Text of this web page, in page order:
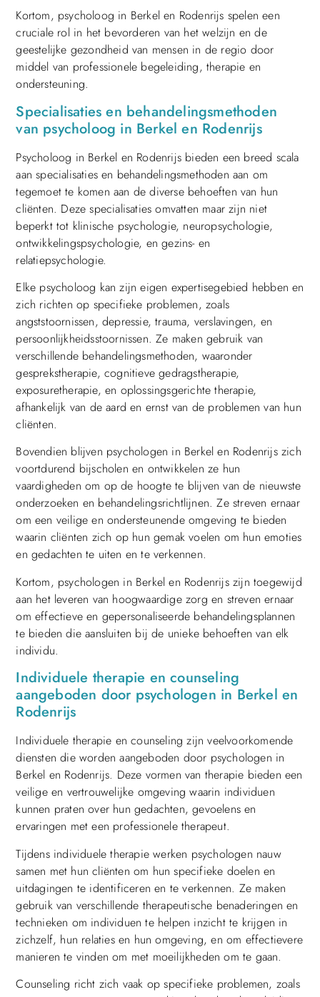
Kortom, psycholoog in Berkel en Rodenrijs spelen een
cruciale rol in het bevorderen van het welzijn en de
geestelijke gezondheid van mensen in de regio door
middel van professionele begeleiding, therapie en
ondersteuning.
Specialisaties en behandelingsmethoden
van psycholoog in Berkel en Rodenrijs
Psycholoog in Berkel en Rodenrijs bieden een breed scala
aan specialisaties en behandelingsmethoden aan om
tegemoet te komen aan de diverse behoeften van hun
cliënten. Deze specialisaties omvatten maar zijn niet
beperkt tot klinische psychologie, neuropsychologie,
ontwikkelingspsychologie, en gezins- en
relatiepsychologie.
Elke psycholoog kan zijn eigen expertisegebied hebben en
zich richten op specifieke problemen, zoals
angststoornissen, depressie, trauma, verslavingen, en
persoonlijkheidsstoornissen. Ze maken gebruik van
verschillende behandelingsmethoden, waaronder
gesprekstherapie, cognitieve gedragstherapie,
exposuretherapie, en oplossingsgerichte therapie,
afhankelijk van de aard en ernst van de problemen van hun
cliënten.
Bovendien blijven psychologen in Berkel en Rodenrijs zich
voortdurend bijscholen en ontwikkelen ze hun
vaardigheden om op de hoogte te blijven van de nieuwste
onderzoeken en behandelingsrichtlijnen. Ze streven ernaar
om een veilige en ondersteunende omgeving te bieden
waarin cliënten zich op hun gemak voelen om hun emoties
en gedachten te uiten en te verkennen.
Kortom, psychologen in Berkel en Rodenrijs zijn toegewijd
aan het leveren van hoogwaardige zorg en streven ernaar
om effectieve en gepersonaliseerde behandelingsplannen
te bieden die aansluiten bij de unieke behoeften van elk
individu.
Individuele therapie en counseling
aangeboden door psychologen in Berkel en
Rodenrijs
Individuele therapie en counseling zijn veelvoorkomende
diensten die worden aangeboden door psychologen in
Berkel en Rodenrijs. Deze vormen van therapie bieden een
veilige en vertrouwelijke omgeving waarin individuen
kunnen praten over hun gedachten, gevoelens en
ervaringen met een professionele therapeut.
Tijdens individuele therapie werken psychologen nauw
samen met hun cliënten om hun specifieke doelen en
uitdagingen te identificeren en te verkennen. Ze maken
gebruik van verschillende therapeutische benaderingen en
technieken om individuen te helpen inzicht te krijgen in
zichzelf, hun relaties en hun omgeving, en om effectievere
manieren te vinden om met moeilijkheden om te gaan.
Counseling richt zich vaak op specifieke problemen, zoals